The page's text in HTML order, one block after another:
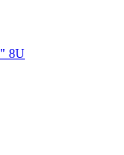
8U